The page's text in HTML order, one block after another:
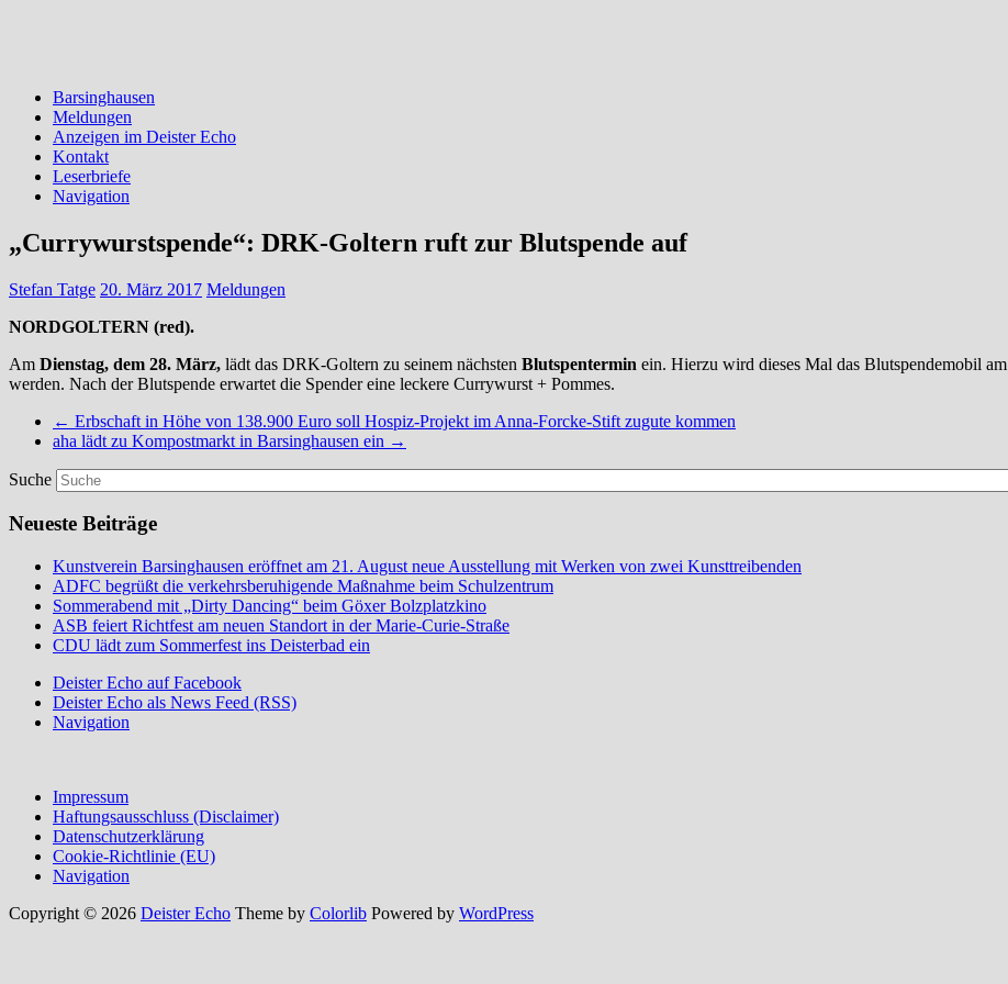
Barsinghausen
Meldungen
Anzeigen im Deister Echo
Kontakt
Leserbriefe
Navigation
„Currywurstspende“: DRK-Goltern ruft zur Blutspende auf
Stefan Tatge 20. März 2017 Meldungen
NORDGOLTERN (red).
Am Dienstag, dem 28. März, lädt das DRK-Goltern zu seinem nächsten Blutspentermin ein. Hierzu wird dieses Mal das Blutspendemobil am
werden. Nach der Blutspende erwartet die Spender eine leckere Currywurst + Pommes.
← Erbschaft in Höhe von 138.900 Euro soll Hospiz-Projekt im Anna-Forcke-Stift zugute kommen
aha lädt zu Kompostmarkt in Barsinghausen ein →
Suche
Neueste Beiträge
Kunstverein Barsinghausen eröffnet am 21. August neue Ausstellung mit Werken von zwei Kunsttreibenden
ADFC begrüßt die verkehrsberuhigende Maßnahme beim Schulzentrum
Sommerabend mit „Dirty Dancing“ beim Göxer Bolzplatzkino
ASB feiert Richtfest am neuen Standort in der Marie-Curie-Straße
CDU lädt zum Sommerfest ins Deisterbad ein
Deister Echo auf Facebook
Deister Echo als News Feed (RSS)
Navigation
Impressum
Haftungsausschluss (Disclaimer)
Datenschutzerklärung
Cookie-Richtlinie (EU)
Navigation
Copyright © 2026 Deister Echo Theme by Colorlib Powered by WordPress